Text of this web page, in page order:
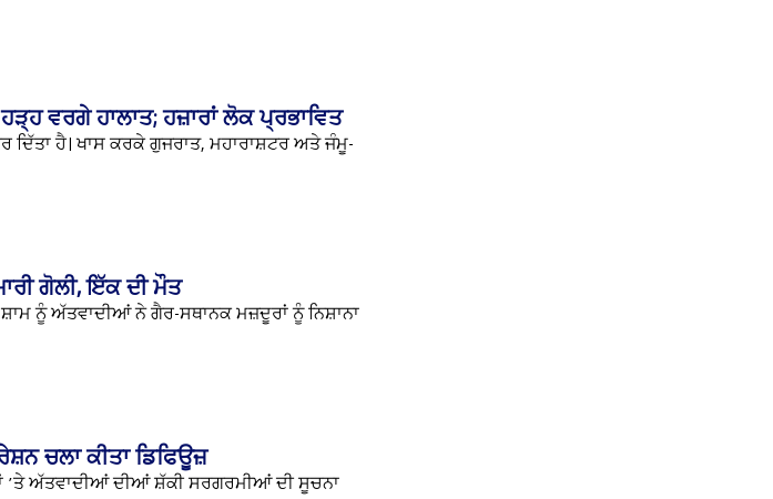
ਵਰਗੇ ਹਾਲਾਤ; ਹਜ਼ਾਰਾਂ ਲੋਕ ਪ੍ਰਭਾਵਿਤ
ਦਿੱਤਾ ਹੈ। ਖਾਸ ਕਰਕੇ ਗੁਜਰਾਤ, ਮਹਾਰਾਸ਼ਟਰ ਅਤੇ ਜੰਮੂ-
ਗੋਲੀ, ਇੱਕ ਦੀ ਮੌਤ
ਨੂੰ ਅੱਤਵਾਦੀਆਂ ਨੇ ਗੈਰ-ਸਥਾਨਕ ਮਜ਼ਦੂਰਾਂ ਨੂੰ ਨਿਸ਼ਾਨਾ
ਚਲਾ ਕੀਤਾ ਡਿਫਿਊਜ਼
’ਤੇ ਅੱਤਵਾਦੀਆਂ ਦੀਆਂ ਸ਼ੱਕੀ ਸਰਗਰਮੀਆਂ ਦੀ ਸੂਚਨਾ